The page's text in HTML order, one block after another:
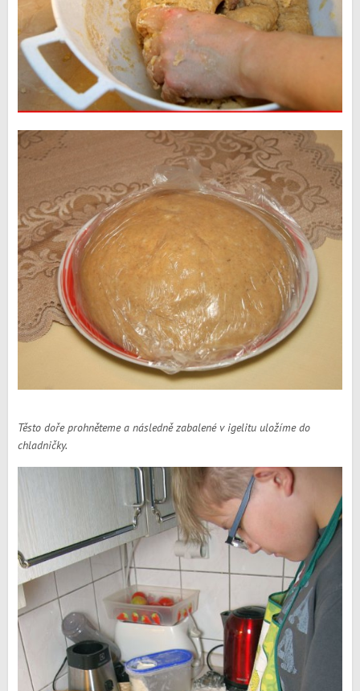
Těsto doře prohněteme a následně zabalené v igelitu uložíme do
chladničky.